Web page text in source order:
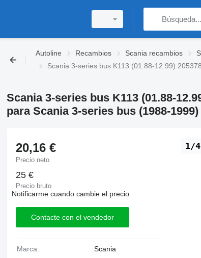
Autoline Recambios Scania recambios
Scania 3-series bus K113 (01.88-12.99)
Scania 3-series bus K113 (01.88-
para Scania 3-series bus (1988-
1/4
20,16 €
Precio neto
25 €
Precio bruto
Notificarme cuando cambie el precio
Contacte con el vendedor
Marca: Scania